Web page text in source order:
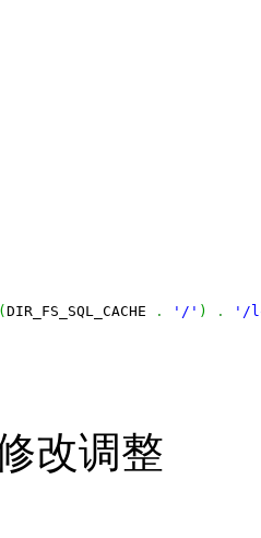
(DIR_FS_SQL_CACHE . '/' ) . '/
改调整